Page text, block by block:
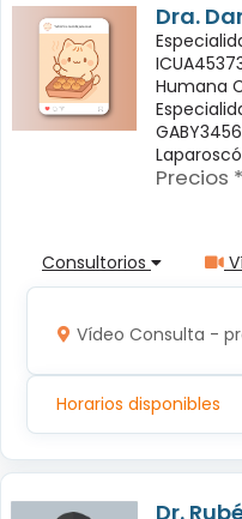
Dra.
Humana
Precios
Consultorios
Vídeo Consulta -
Horarios disponibles
Dr.